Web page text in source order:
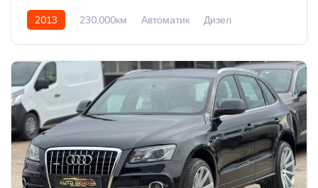
2013 230,000км Автоматик
Дизел